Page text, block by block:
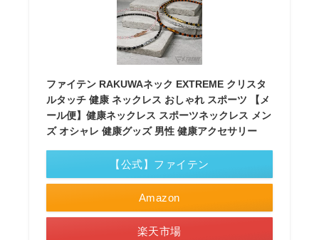
ファイテン RAKUWAネック EXTREME クリスタ
ルタッチ 健康 ネックレス おしゃれ スポーツ 【メ
ール便】健康ネックレス スポーツネックレス メン
ズ オシャレ 健康グッズ 男性 健康アクセサリー
Amazon
楽天市場
【公式】ファイテン